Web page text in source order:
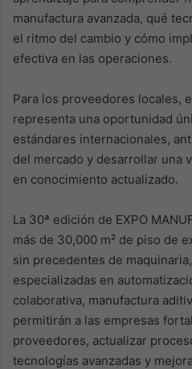
manufactura avanzada, qué
el ritmo del cambio y cómo
efectiva en las operaciones.
Para los proveedores locales,
representa una oportunidad
estándares internacionales,
del mercado y desarrollar una
en conocimiento actualizado.
La 30ª edición de EXPO
más de 30,000 m² de piso de
sin precedentes de
especializadas en
colaborativa, manufactura
permitirán a las empresas
proveedores, actualizar
tecnologías avanzadas y